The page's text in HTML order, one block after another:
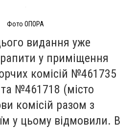
Фото ОПОРА
видання уже
у приміщення
комісій №461735
№461718 (місто
комісій разом з
у цьому відмовили. В